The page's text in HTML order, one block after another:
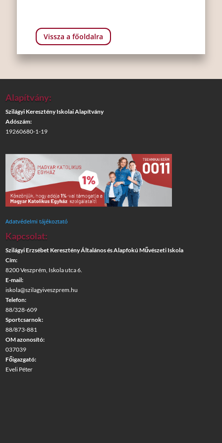
Vissza a főoldalra
Alapítvány:
Szilágyi Keresztény Iskolai Alapítvány
Adószám:
19260680-1-19
Adatvédelmi tájékoztató
Kapcsolat:
Szilágyi Erzsébet Keresztény Általános és Alapfokú Művészeti Iskola
Cím:
8200 Veszprém, Iskola utca 6.
E-mail:
iskola@szilagyiveszprem.hu
Telefon:
88/328-609
Sportcsarnok:
88/873-881
OM azonosító:
037039
Főigazgató:
Eveli Péter